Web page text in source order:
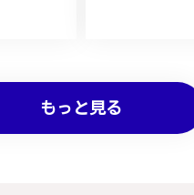
もっと見る